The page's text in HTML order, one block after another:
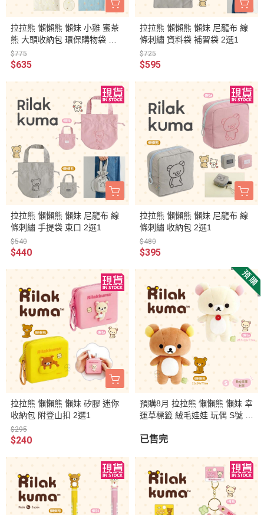
拉拉熊 懶懶熊 懶妹 小雞 蜜茶
熊 大頭收納包 環保購物袋 滿
版 4選1
$775
$635
拉拉熊 懶懶熊 懶妹 尼龍布 線
條刺繡 資料袋 補習袋 2選1
$725
$595
拉拉熊 懶懶熊 懶妹 尼龍布 線
條刺繡 手提袋 束口 2選1
$540
$440
拉拉熊 懶懶熊 懶妹 尼龍布 線
條刺繡 收納包 2選1
$480
$395
拉拉熊 懶懶熊 懶妹 矽膠 迷你
收納包 附登山扣 2選1
$295
$240
預購8月 拉拉熊 懶懶熊 懶妹 幸
運草標籤 絨毛娃娃 玩偶 S號 超
已售完